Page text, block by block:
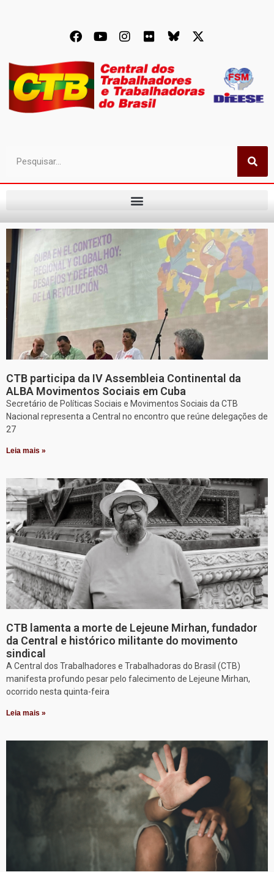
CTB participa da IV Assembleia Continental da
ALBA Movimentos Sociais em Cuba
Secretário de Políticas Sociais e Movimentos Sociais da CTB
Nacional representa a Central no encontro que reúne delegações de
27
Leia mais »
CTB lamenta a morte de Lejeune Mirhan, fundador
da Central e histórico militante do movimento
sindical
A Central dos Trabalhadores e Trabalhadoras do Brasil (CTB)
manifesta profundo pesar pelo falecimento de Lejeune Mirhan,
ocorrido nesta quinta-feira
Leia mais »